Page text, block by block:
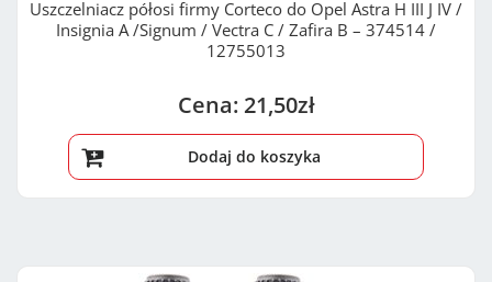
Uszczelniacz półosi firmy Corteco do Opel Astra H III J IV /
Insignia A /Signum / Vectra C / Zafira B – 374514 /
12755013
21,50zł
Dodaj do koszyka